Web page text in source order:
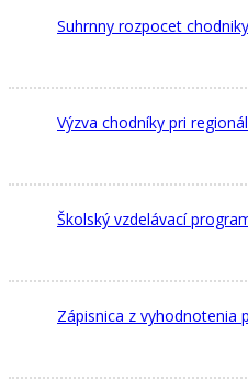
Suhrnny rozpocet chodniky
Výzva chodníky pri
Školský vzdelávací
Zápisnica z vyhodnotenia